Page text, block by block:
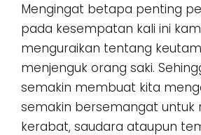
Mengingat betapa penting
pada kesempatan kali ini
menguraikan tentang
menjenguk orang saki.
semakin membuat kita
semakin bersemangat untuk
kerabat, saudara ataupun